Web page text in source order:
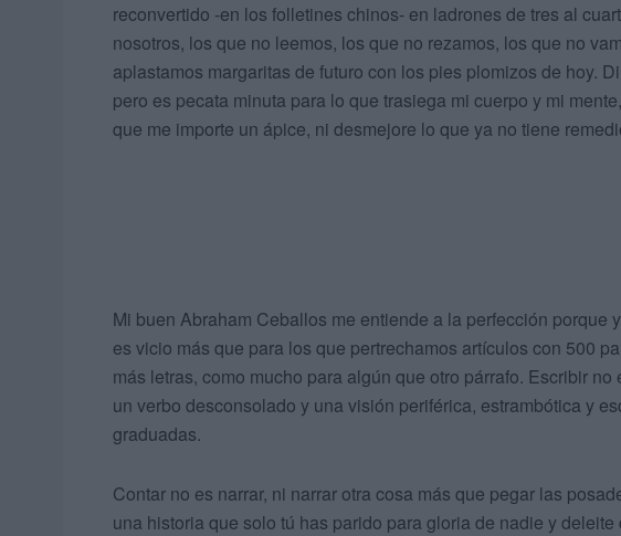
reconvertido -en los folletines chinos- en ladrones de tres al
nosotros, los que no leemos, los que no rezamos, los que no
aplastamos margaritas de futuro con los pies plomizos de hoy.
pero es pecata minuta para lo que trasiega mi cuerpo y mi
que me importe un ápice, ni desmejore lo que ya no tiene
Mi buen Abraham Ceballos me entiende a la perfección porque
es vicio más que para los que pertrechamos artículos con 500
más letras, como mucho para algún que otro párrafo. Escribir
un verbo desconsolado y una visión periférica, estrambótica y
graduadas.
Contar no es narrar, ni narrar otra cosa más que pegar las
una historia que solo tú has parido para gloria de nadie y